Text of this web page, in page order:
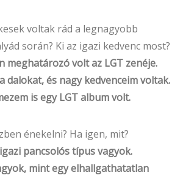
voltak rád a legnagyobb
során? Ki az igazi kedvenc most?
meghatározó volt az LGT zenéje.
dalokat, és nagy kedvenceim voltak.
is egy LGT album volt.
énekelni? Ha igen, mit?
pancsolós típus vagyok.
mint egy elhallgathatatlan